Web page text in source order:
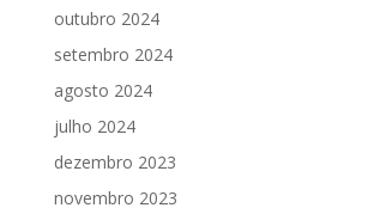
outubro 2024
setembro 2024
agosto 2024
julho 2024
dezembro 2023
novembro 2023